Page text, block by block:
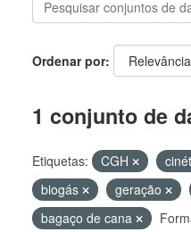
Ordenar por
1 conjunto de
Etiquetas: CGH
biogás
geração
bagaço de cana